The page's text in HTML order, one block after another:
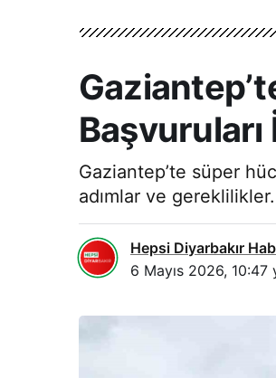
Başvuruları
Gaziantep’te süper
adımlar ve gereklilikler.
Hepsi Diyarbakır
6 Mayıs 2026, 10:47